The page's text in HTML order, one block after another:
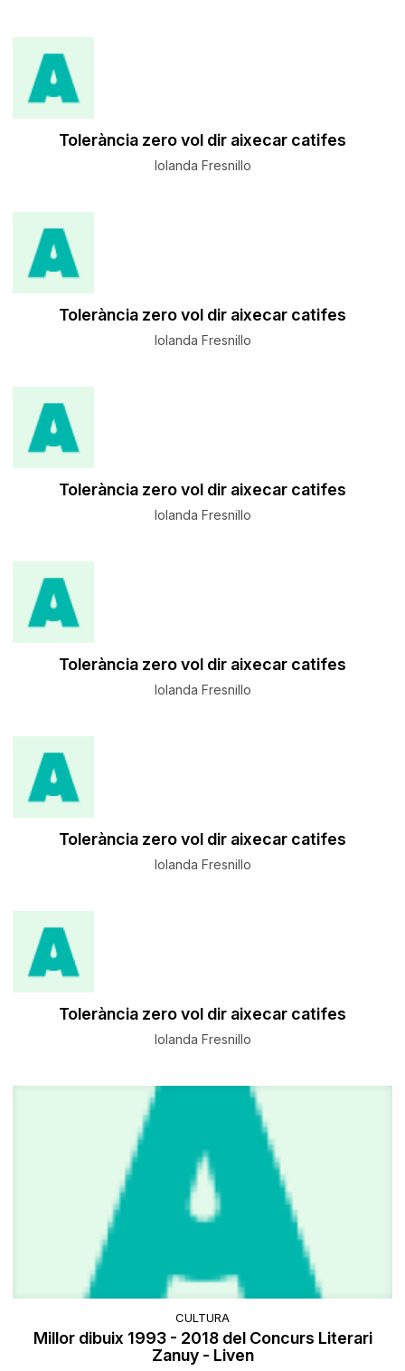
Tolerància zero vol dir aixecar catifes
Iolanda Fresnillo
Tolerància zero vol dir aixecar catifes
Iolanda Fresnillo
Tolerància zero vol dir aixecar catifes
Iolanda Fresnillo
Tolerància zero vol dir aixecar catifes
Iolanda Fresnillo
Tolerància zero vol dir aixecar catifes
Iolanda Fresnillo
Tolerància zero vol dir aixecar catifes
Iolanda Fresnillo
CULTURA
Millor dibuix 1993 - 2018 del Concurs Literari
Zanuy - Liven